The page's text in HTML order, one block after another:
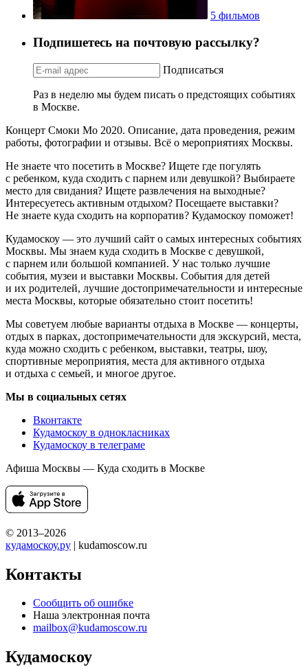
5 фильмов
Подпишетесь на почтовую рассылку?
Подписаться
Раз в неделю мы будем писать о предстоящих событиях
в Москве.
Концерт Смоки Мо 2020. Описание, дата проведения, режим
работы, фотографии и отзывы. Всё о мероприятиях Москвы.
Не знаете что посетить в Москве? Ищете где погулять
с ребенком, куда сходить с парнем или девушкой? Выбираете
место для свидания? Ищете развлечения на выходные?
Интересуетесь активным отдыхом? Посещаете выставки?
Не знаете куда сходить на корпоратив? Кудамоскоу поможет!
Кудамоскоу — это лучший сайт о самых интересных событиях
Москвы. Мы знаем куда сходить в Москве с девушкой,
с парнем или большой компанией. У нас только лучшие
события, музеи и выставки Москвы. События для детей
и их родителей, лучшие достопримечательности и интересные
места Москвы, которые обязательно стоит посетить!
Мы советуем любые варианты отдыха в Москве — концерты,
отдых в парках, достопримечательности для экскурсий, места,
куда можно сходить с ребенком, выставки, театры, шоу,
спортивные мероприятия, места для активного отдыха
и отдыха с семьей, и многое другое.
Мы в социальных сетях
Вконтакте
Кудамоскоу в однокласниках
Кудамоскоу в телеграме
Афиша Москвы — Куда сходить в Москве
© 2013–2026
кудамоскоу.ру | kudamoscow.ru
Контакты
Сообщить об ошибке
Наша электронная почта
mailbox@kudamoscow.ru
Кудамоскоу